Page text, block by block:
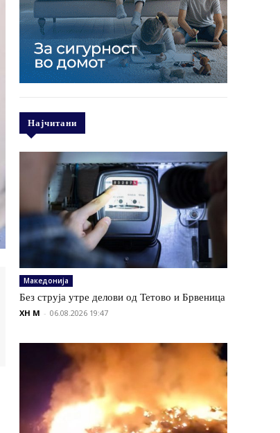
Најчитани
Македонија
Без струја утре делови од Тетово и Брвеница
XH M - 06.08.2026 19:47